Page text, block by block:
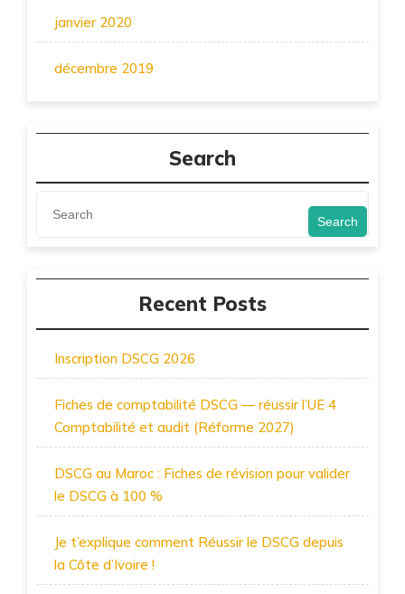
janvier 2020
décembre 2019
Search
Search
Recent Posts
Inscription DSCG 2026
Fiches de comptabilité DSCG — réussir l’UE 4
Comptabilité et audit (Réforme 2027)
DSCG au Maroc : Fiches de révision pour valider
le DSCG à 100 %
Je t’explique comment Réussir le DSCG depuis
la Côte d’Ivoire !